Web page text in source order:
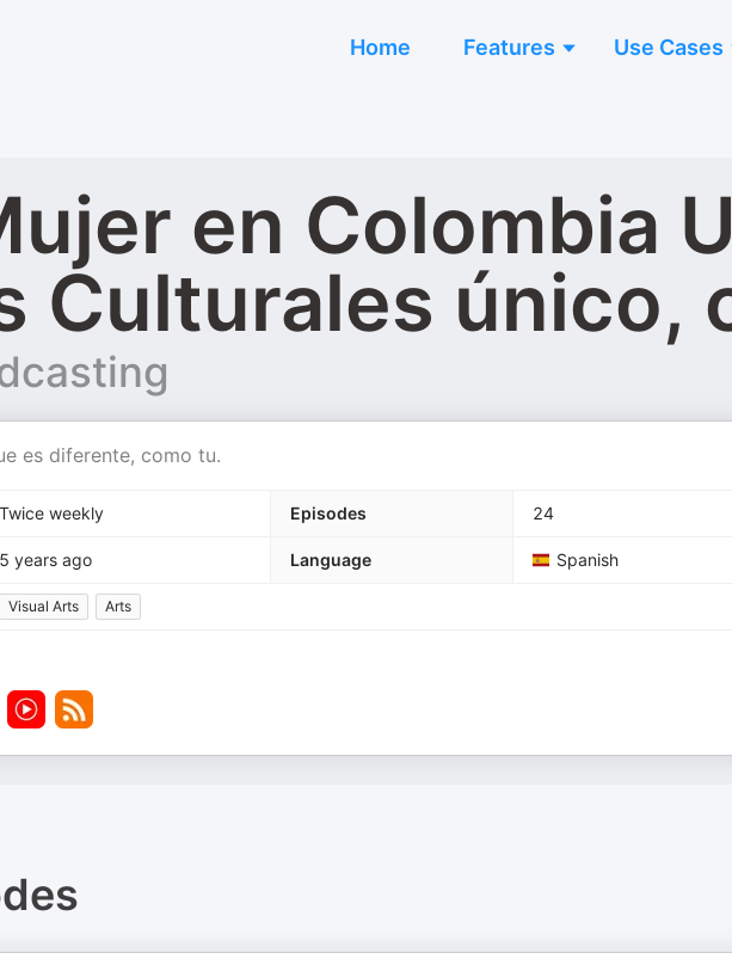
Home Features Use Cases
en Colombia
Culturales único,
es diferente, como tu.
Twice weekly Episodes 24
5 years ago Language Spanish
Visual Arts Arts